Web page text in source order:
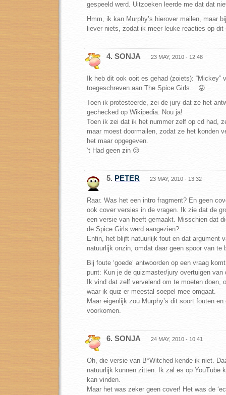
gespeeld werd. Uitzoeken leerde me dat dat
Hmm, ik kan Murphy’s hierover mailen, maar
liever niets, zodat ik meer leuke reacties op
4. SONJA 23 MAY, 2010 - 12:48
Ik heb dit ook ooit es gehad (zoiets): “Mickey”
toegeschreven aan The Spice Girls… 😛
Toen ik protesteerde, zei de jury dat ze het
gechecked op Wikipedia. Nou ja!
Toen ik zei dat ik het nummer zelf op cd had,
maar moest doormailen, zodat ze het konden
het maar opgegeven.
‘t Had geen zin 😕
5. PETER 23 MAY, 2010 - 13:32
Raar. Was het een intro fragment? En geen
ook cover versies in de vragen. Ik zie dat de
een versie van heeft gemaakt. Misschien dat
de Spice Girls werd aangezien?
Enfin, het blijft natuurlijk fout en dat argument
natuurlijk onzin, omdat daar geen spoor van te
Bij foute ‘goede’ antwoorden op een vraag
punt: Kun je de quizmaster/jury overtuigen van
Ik vind dat zelf vervelend om te moeten doen,
waar ik quiz er meestal soepel mee omgaat.
Maar eigenlijk zou Murphy’s dit soort fouten
voorkomen.
6. SONJA 24 MAY, 2010 - 10:41
Oh, die versie van B*Witched kende ik niet.
natuurlijk kunnen zitten. Ik zal es op YouTube
kan vinden.
Maar het was zeker geen cover! Het was de